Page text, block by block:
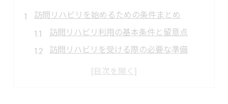
訪問リハビリを始めるための条件まとめ
訪問リハビリ利用の基本条件と留意点
訪問リハビリを受ける際の必要な準備
訪問リハビリ対象者の判断基準を解説